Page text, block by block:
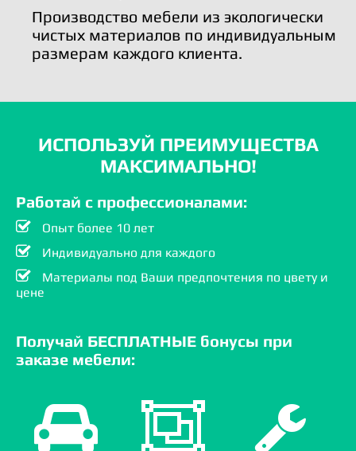
Производство мебели из экологически
чистых материалов по индивидуальным
размерам каждого клиента.
ИСПОЛЬЗУЙ ПРЕИМУЩЕСТВА
МАКСИМАЛЬНО!
Работай с профессионалами:
Опыт более 10 лет
Индивидуально для каждого
Материалы под Ваши предпочтения по цвету и
цене
Получай БЕСПЛАТНЫЕ бонусы при
заказе мебели: